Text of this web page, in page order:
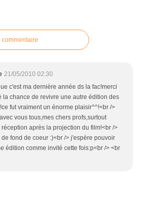
commentaire
21/05/2010 02:30
c'est ma dernière année ds la fac!merci
la chance de revivre une autre édition des
fut vraiment un énorme plaisir^^!<br />
vous tous,mes chers profs,surtout
après la projection du film!<br />
fond de coeur :)<br /> j'espère pouvoir
édition comme invité cette fois:p<br /> <br